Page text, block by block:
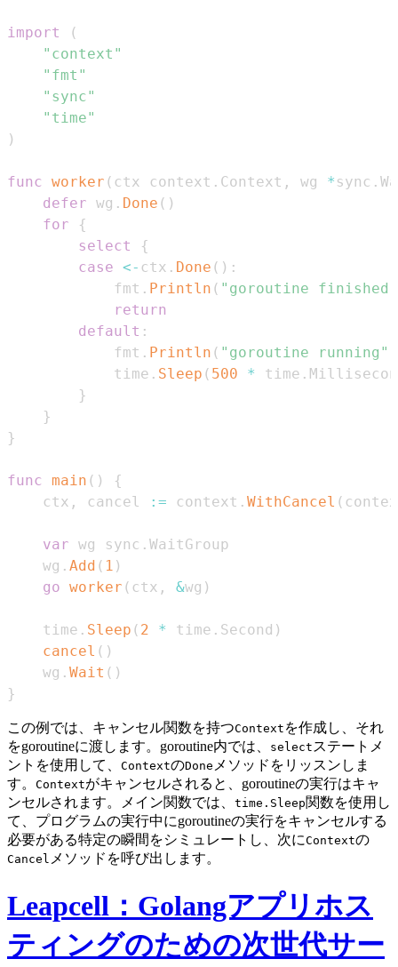
import
(
"context"
"fmt"
"sync"
"time"
)
func worker ( ctx context . Context , wg * sync .
defer wg . Done ( )
for
{
select
{
case <- ctx . Done ( ) :
            fmt
. Println ( "goroutine finished"
return
default :
            fmt
. Println ( "goroutine running"
            time
. Sleep ( 500 * time .
}
}
}
func main ( )
{
    ctx
, cancel := context . WithCancel (
var wg sync .
    wg
. Add ( 1 )
go worker ( ctx , &wg )
    time
. Sleep ( 2 * time . Second )
cancel ( )
    wg
. Wait ( )
}
この例では、キャンセル関数を持つContext を作成し、それ
をgoroutineに渡します。goroutine内では、
select ステートメ
ントを使用して、 ContextのDone メソッドをリッスンしま
す。 Contextがキャンセルされると、goroutineの実行はキャ
ンセルされます。メイン関数では、 time.Sleep関数を使用し
て、プログラムの実行中にgoroutineの実行をキャンセルする
必要がある特定の瞬間をシミュレートし、次にContextの
Cancel メソッドを呼び出します。
Leapcell：Golangアプリホス
ティングのための次世代サー